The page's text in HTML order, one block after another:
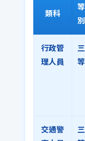
類科
等
別
行政管
理人員
三
等
交通警
三